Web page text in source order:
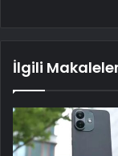
İlgili